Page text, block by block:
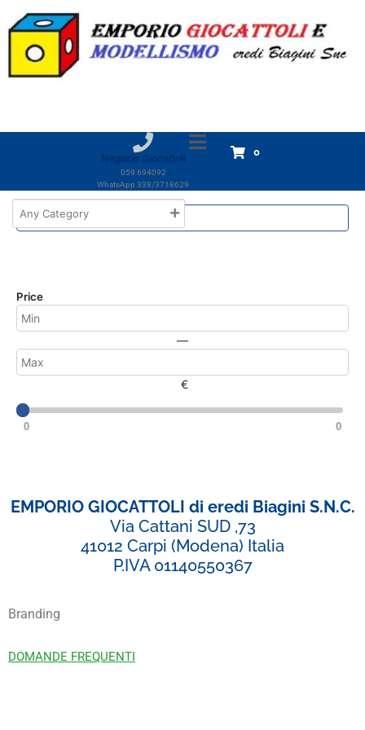
Negozio Giocattoli
059 694092
WhatsApp 338/3718629
0
Home Excel
Excel
Non è stato trovato nessun prodotto che
corrisponde alla tua selezione.
Price
—
€
0 0
EMPORIO GIOCATTOLI di eredi Biagini S.N.C.
Via Cattani SUD ,73
41012 Carpi (Modena) Italia
P.IVA 01140550367
Branding
DOMANDE FREQUENTI